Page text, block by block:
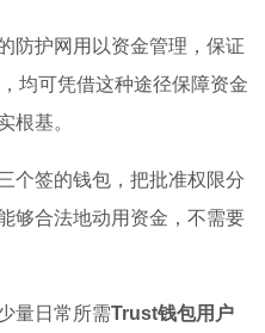
防护网用以资金管理，保证
均可凭借这种途径保障资金
根基。
个签的钱包，把批准权限分
够合法地动用资金，不需要
量日常所需Trust钱包用户